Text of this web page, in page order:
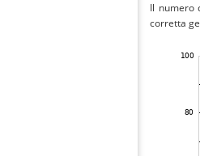
Il numero
corretta